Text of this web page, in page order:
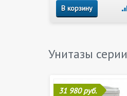
В корзину
Унитазы серии
31 980 руб.